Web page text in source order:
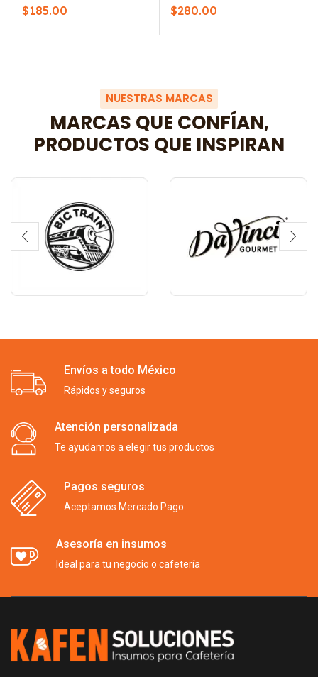
$185.00 $280.00
NUESTRAS MARCAS
MARCAS QUE CONFÍAN,
PRODUCTOS QUE INSPIRAN
Envíos a todo México
Rápidos y seguros
Atención personalizada
Te ayudamos a elegir tus productos
Pagos seguros
Aceptamos Mercado Pago
Asesoría en insumos
Ideal para tu negocio o cafetería